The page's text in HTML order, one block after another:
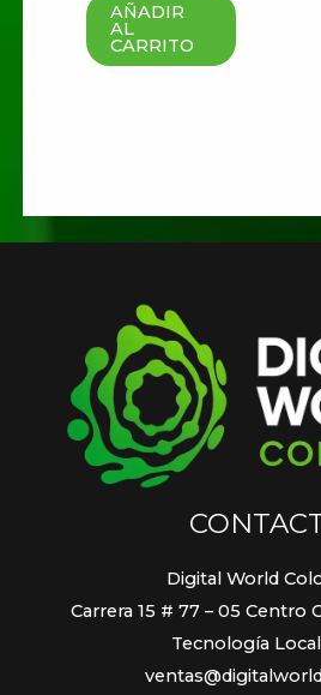
AÑADIR
AL
CARRITO
Digital World
Carrera 15 # 77 – 05 Centro
Tecnología